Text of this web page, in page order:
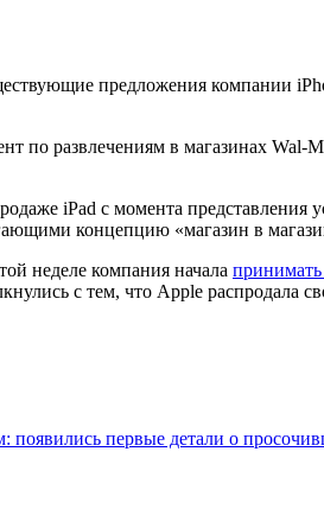
предложения компании
по развлечениям в магазинах
iPad с момента представления
концепцию «магазин в
неделе компания начала
с тем, что Apple распродала
появились первые детали о